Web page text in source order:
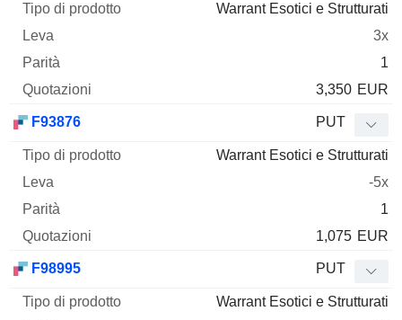
Warrant Esotici e Strutturati
3x
1
3,350 EUR
F93876 PUT
Warrant Esotici e Strutturati
-5x
1
1,075 EUR
F98995 PUT
Warrant Esotici e Strutturati